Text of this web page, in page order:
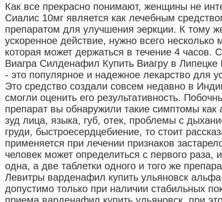
Как все прекрасно понимают, женщины не
Сиалис 10мг является как лечебным
препаратом для улучшения эеркции. К тому
ускоренное действие, нужно всего несколько
которая может держаться в течение 4 часов.
Виагра Силденафил Купить Виагру в
- это популярное и надежное лекарство для
Это средство создали совсем недавно в
смогли оценить его результативность.
препарат вы обнаружили такие симптомы
зуд лица, языка, губ, отек, проблемы с
груди, быстроесердцебиение, то стоит
применяется при лечении признаков
человек может определиться с первого раза,
одна, а две таблетки одного и того же
Левитры варденафил купить ульяновск
допустимо только при наличии стабильных